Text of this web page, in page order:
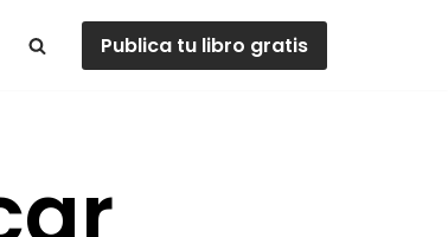
Publica tu libro gratis